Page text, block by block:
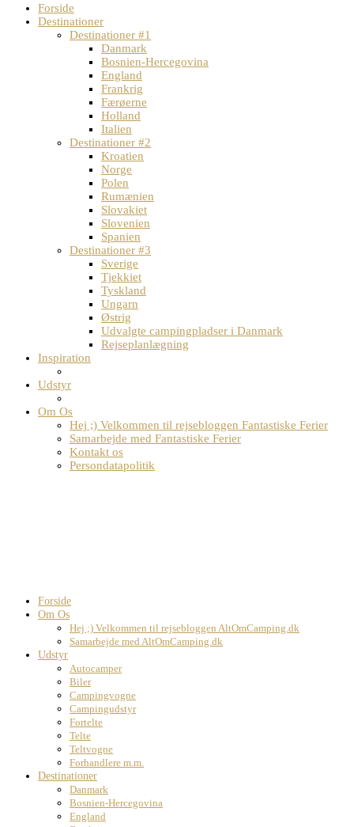
Forside
Destinationer
Destinationer #1
Danmark
Bosnien-Hercegovina
England
Frankrig
Færøerne
Holland
Italien
Destinationer #2
Kroatien
Norge
Polen
Rumænien
Slovakiet
Slovenien
Spanien
Destinationer #3
Sverige
Tjekkiet
Tyskland
Ungarn
Østrig
Udvalgte campingpladser i Danmark
Rejseplanlægning
Inspiration
Udstyr
Om Os
Hej ;) Velkommen til rejsebloggen Fantastiske Ferier
Samarbejde med Fantastiske Ferier
Kontakt os
Persondatapolitik
Forside
Om Os
Hej ;) Velkommen til rejsebloggen AltOmCamping.dk
Samarbejde med AltOmCamping.dk
Udstyr
Autocamper
Biler
Campingvogne
Campingudstyr
Fortelte
Telte
Teltvogne
Forhandlere m.m.
Destinationer
Danmark
Bosnien-Hercegovina
England